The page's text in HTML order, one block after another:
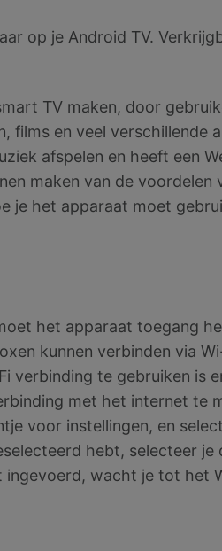
op je Android TV.
TV maken, door
films en veel verschillende
afspelen en heeft een
maken van de voordelen
je het apparaat moet
het apparaat toegang
kunnen verbinden via
verbinding te gebruiken is
met het internet te
voor instellingen, en
hebt, selecteer je
wacht je tot het